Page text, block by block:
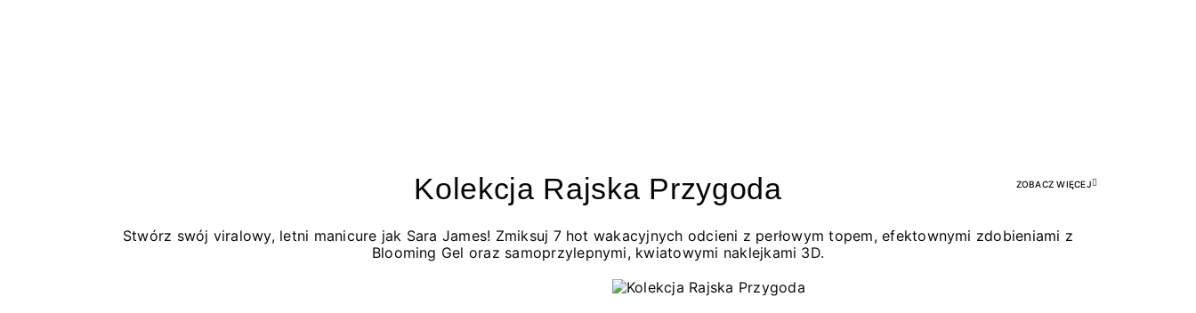
Kolekcja Rajska Przygoda ZOBACZ WIĘCEJ
Stwórz swój viralowy, letni manicure jak Sara James! Zmiksuj 7 hot wakacyjnych odcieni z perłowym topem, efektownymi zdobieniami z
Blooming Gel oraz samoprzylepnymi, kwiatowymi naklejkami 3D.